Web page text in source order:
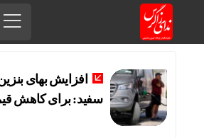
افزایش بهای
سفید: برای کاهش